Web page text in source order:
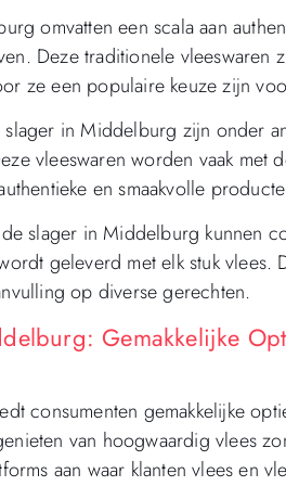
omvatten een scala aan
Deze traditionele vleeswaren
ze een populaire keuze zijn
in Middelburg zijn onder
vleeswaren worden vaak met
en smaakvolle
slager in Middelburg kunnen
geleverd met elk stuk
op diverse gerechten.
Gemakkelijke
consumenten gemakkelijke
van hoogwaardig vlees
aan waar klanten vlees en